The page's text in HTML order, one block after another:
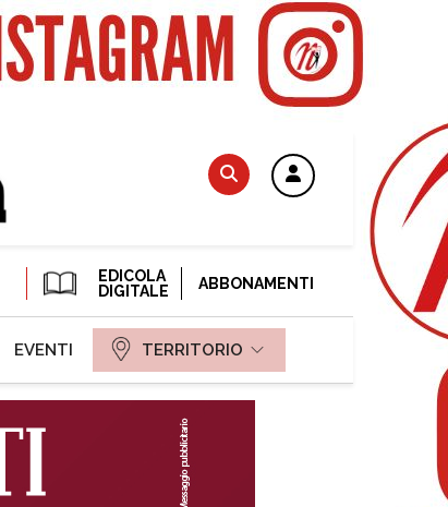
EDICOLA
DIGITALE
ABBONAMENTI
EVENTI TERRITORIO